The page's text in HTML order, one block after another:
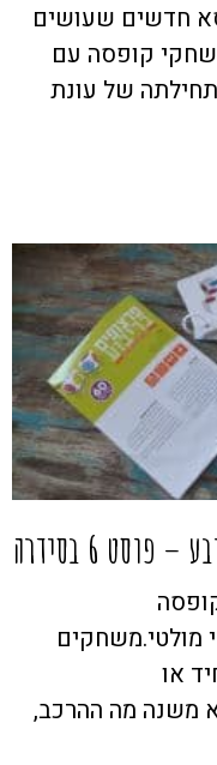
קופסא חדשים שעושים
קופסה עם
של עונת
6 בסידרה
או
משנה מה ההרכב,